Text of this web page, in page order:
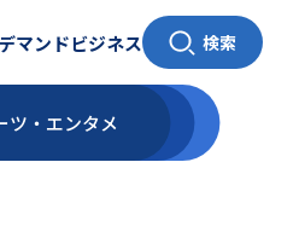
マンドビジネス 検索
ツ ・ エンタメ